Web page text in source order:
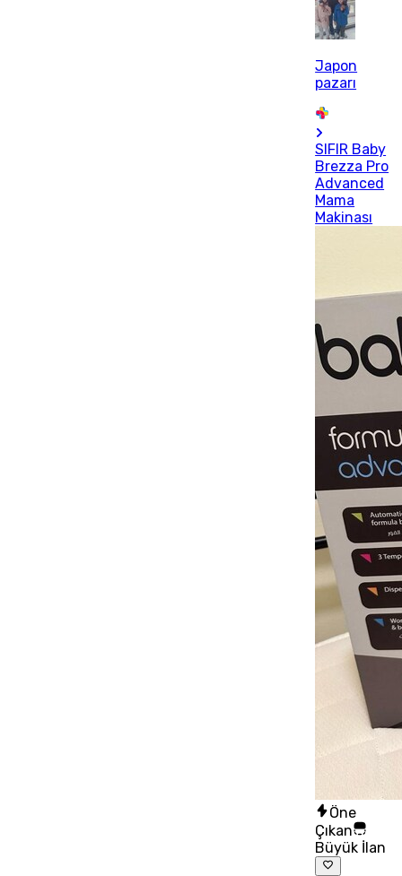
Japon
pazarı
SIFIR Baby
Brezza Pro
Advanced
Mama
Makinası
Öne
Çıkan
Büyük İlan